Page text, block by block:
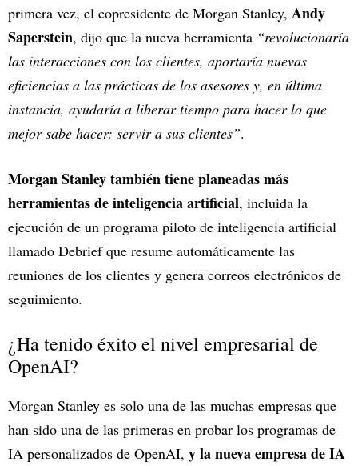
primera vez, el copresidente de Morgan Stanley, Andy
Saperstein, dijo que la nueva herramienta “revolucionaría
las interacciones con los clientes, aportaría nuevas
eficiencias a las prácticas de los asesores y, en última
instancia, ayudaría a liberar tiempo para hacer lo que
mejor sabe hacer: servir a sus clientes”.
Morgan Stanley también tiene planeadas más
herramientas de inteligencia artificial, incluida la
ejecución de un programa piloto de inteligencia artificial
llamado Debrief que resume automáticamente las
reuniones de los clientes y genera correos electrónicos de
seguimiento.
¿Ha tenido éxito el nivel empresarial de
OpenAI?
Morgan Stanley es solo una de las muchas empresas que
han sido una de las primeras en probar los programas de
IA personalizados de OpenAI, y la nueva empresa de IA